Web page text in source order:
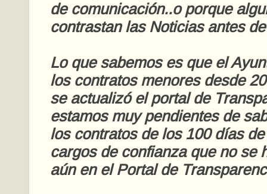
de comunicación..o porque
contrastan las Noticias antes
Lo que sabemos es que el
los contratos menores desde
se actualizó el portal de
estamos muy pendientes de
los contratos de los 100 días
cargos de confianza que no se
aún en el Portal de